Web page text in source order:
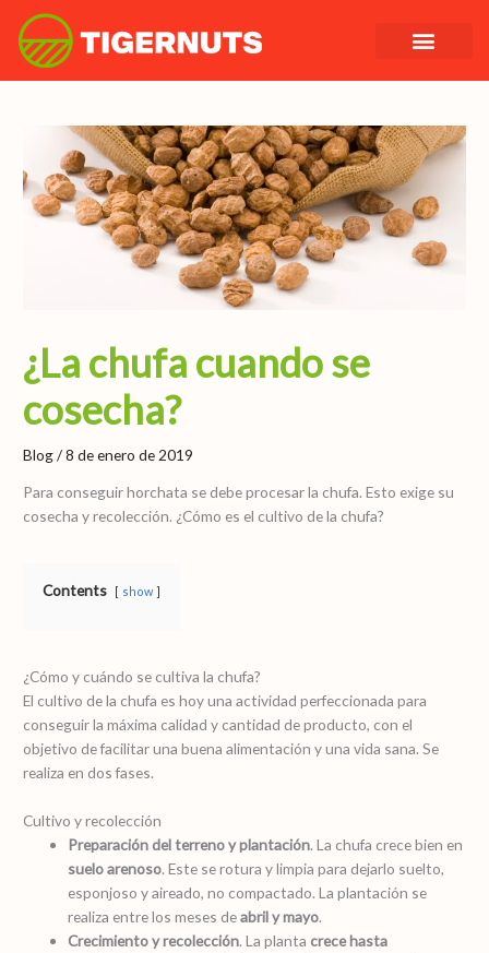
contenido
¿La chufa cuando se
cosecha?
Blog/8 de enero de 2019
Para conseguir horchata se debe procesar la chufa. Esto exige su
cosecha y recolección. ¿Cómo es el cultivo de la chufa?
Contents show
¿Cómo y cuándo se cultiva la chufa?
El cultivo de la chufa es hoy una actividad perfeccionada para
conseguir la máxima calidad y cantidad de producto, con el
objetivo de facilitar una buena alimentación y una vida sana. Se
realiza en dos fases.
Cultivo y recolección
Preparación del terreno y plantación. La chufa crece bien en
suelo arenoso. Este se rotura y limpia para dejarlo suelto,
esponjoso y aireado, no compactado. La plantación se
realiza entre los meses deabril y mayo.
Crecimiento yrecolección. La planta crece hasta